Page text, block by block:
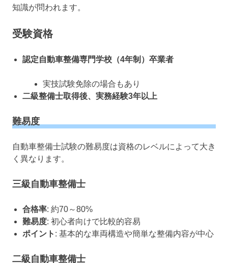
知識が問われます。
受験資格
認定自動車整備専門学校（4年制）卒業者
実技試験免除の場合もあり
二級整備士取得後、実務経験3年以上
難易度
自動車整備士試験の難易度は資格のレベルによって大き
く異なります。
三級自動車整備士
合格率: 約70～80%
難易度: 初心者向けで比較的容易
ポイント : 基本的な車両構造や簡単な整備内容が中心
二級自動車整備士